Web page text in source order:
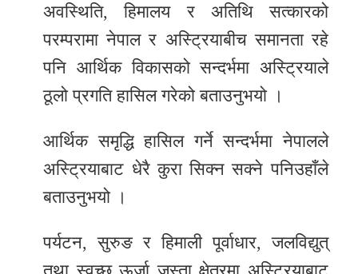
अवस्थिति, हिमालय र अतिथि सत्कारको
परम्परामा नेपाल र अस्ट्रियाबीच समानता रहे
पनि आर्थिक विकासको सन्दर्भमा अस्ट्रियाले
ठूलो प्रगति हासिल गरेको बताउनुभयो ।
आर्थिक समृद्धि हासिल गर्ने सन्दर्भमा नेपालले
अस्ट्रियाबाट धेरै कुरा सिक्न सक्ने पनिउहाँले
बताउनुभयो ।
पर्यटन, सुरुङ र हिमाली पूर्वाधार, जलविद्युत्